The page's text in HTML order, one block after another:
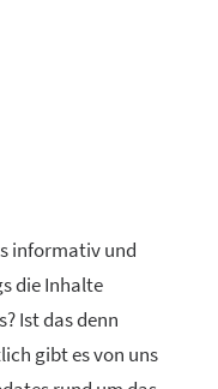
– unseren
und Markus
informativ und
die Inhalte
Ist das denn
gibt es von uns